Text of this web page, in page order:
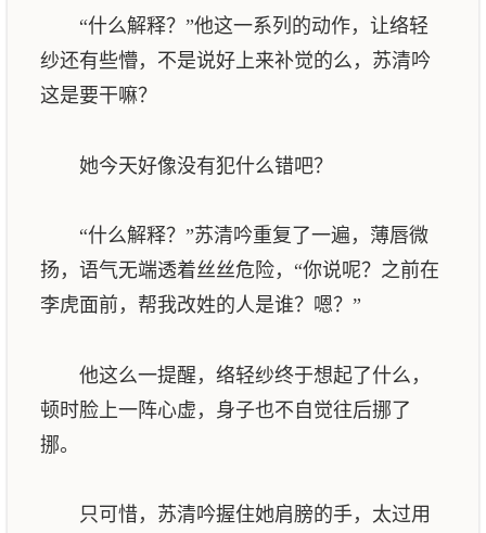
“什么解释？”他这一系列的动作，让络轻
纱还有些懵，不是说好上来补觉的么，苏清吟
这是要干嘛？
她今天好像没有犯什么错吧？
“什么解释？”苏清吟重复了一遍，薄唇微
扬，语气无端透着丝丝危险，“你说呢？之前在
李虎面前，帮我改姓的人是谁？嗯？”
他这么一提醒，络轻纱终于想起了什么，
顿时脸上一阵心虚，身子也不自觉往后挪了
挪。
只可惜，苏清吟握住她肩膀的手，太过用